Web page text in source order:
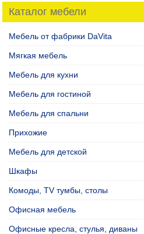
Каталог мебели
Мебель от фабрики DaVita
Мягкая мебель
Мебель для кухни
Мебель для гостиной
Мебель для спальни
Прихожие
Мебель для детской
Шкафы
Комоды, TV тумбы, столы
Офисная мебель
Офисные кресла, стулья, диваны